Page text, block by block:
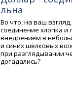
льна
Во что, на ваш
соединение хлопка и
внедрением в
и синих шёлковых
при разглядывании
догадались?